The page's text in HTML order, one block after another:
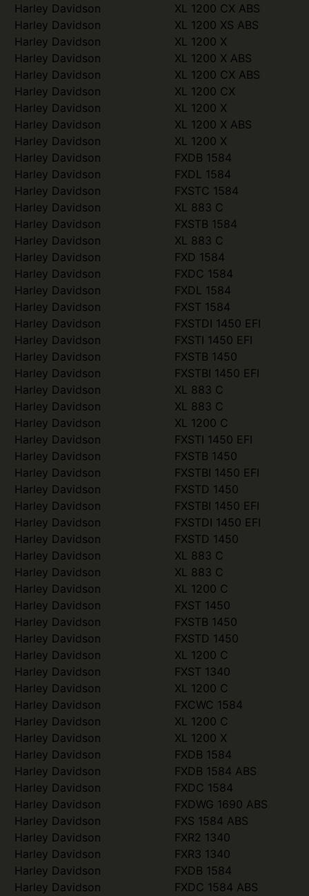
Harley Davidson
XL 1200 CX ABS
Harley Davidson
XL 1200 XS ABS
Harley Davidson
XL 1200 X
Harley Davidson
XL 1200 X ABS
Harley Davidson
XL 1200 CX ABS
Harley Davidson
XL 1200 CX
Harley Davidson
XL 1200 X
Harley Davidson
XL 1200 X ABS
Harley Davidson
XL 1200 X
Harley Davidson
FXDB 1584
Harley Davidson
FXDL 1584
Harley Davidson
FXSTC 1584
Harley Davidson
XL 883 C
Harley Davidson
FXSTB 1584
Harley Davidson
XL 883 C
Harley Davidson
FXD 1584
Harley Davidson
FXDC 1584
Harley Davidson
FXDL 1584
Harley Davidson
FXST 1584
Harley Davidson
FXSTDI 1450 EFI
Harley Davidson
FXSTI 1450 EFI
Harley Davidson
FXSTB 1450
Harley Davidson
FXSTBI 1450 EFI
Harley Davidson
XL 883 C
Harley Davidson
XL 883 C
Harley Davidson
XL 1200 C
Harley Davidson
FXSTI 1450 EFI
Harley Davidson
FXSTB 1450
Harley Davidson
FXSTBI 1450 EFI
Harley Davidson
FXSTD 1450
Harley Davidson
FXSTBI 1450 EFI
Harley Davidson
FXSTDI 1450 EFI
Harley Davidson
FXSTD 1450
Harley Davidson
XL 883 C
Harley Davidson
XL 883 C
Harley Davidson
XL 1200 C
Harley Davidson
FXST 1450
Harley Davidson
FXSTB 1450
Harley Davidson
FXSTD 1450
Harley Davidson
XL 1200 C
Harley Davidson
FXST 1340
Harley Davidson
XL 1200 C
Harley Davidson
FXCWC 1584
Harley Davidson
XL 1200 C
Harley Davidson
XL 1200 X
Harley Davidson
FXDB 1584
Harley Davidson
FXDB 1584 ABS
Harley Davidson
FXDC 1584
Harley Davidson
FXDWG 1690 ABS
Harley Davidson
FXS 1584 ABS
Harley Davidson
FXR2 1340
Harley Davidson
FXR3 1340
Harley Davidson
FXDB 1584
Harley Davidson
FXDC 1584 ABS